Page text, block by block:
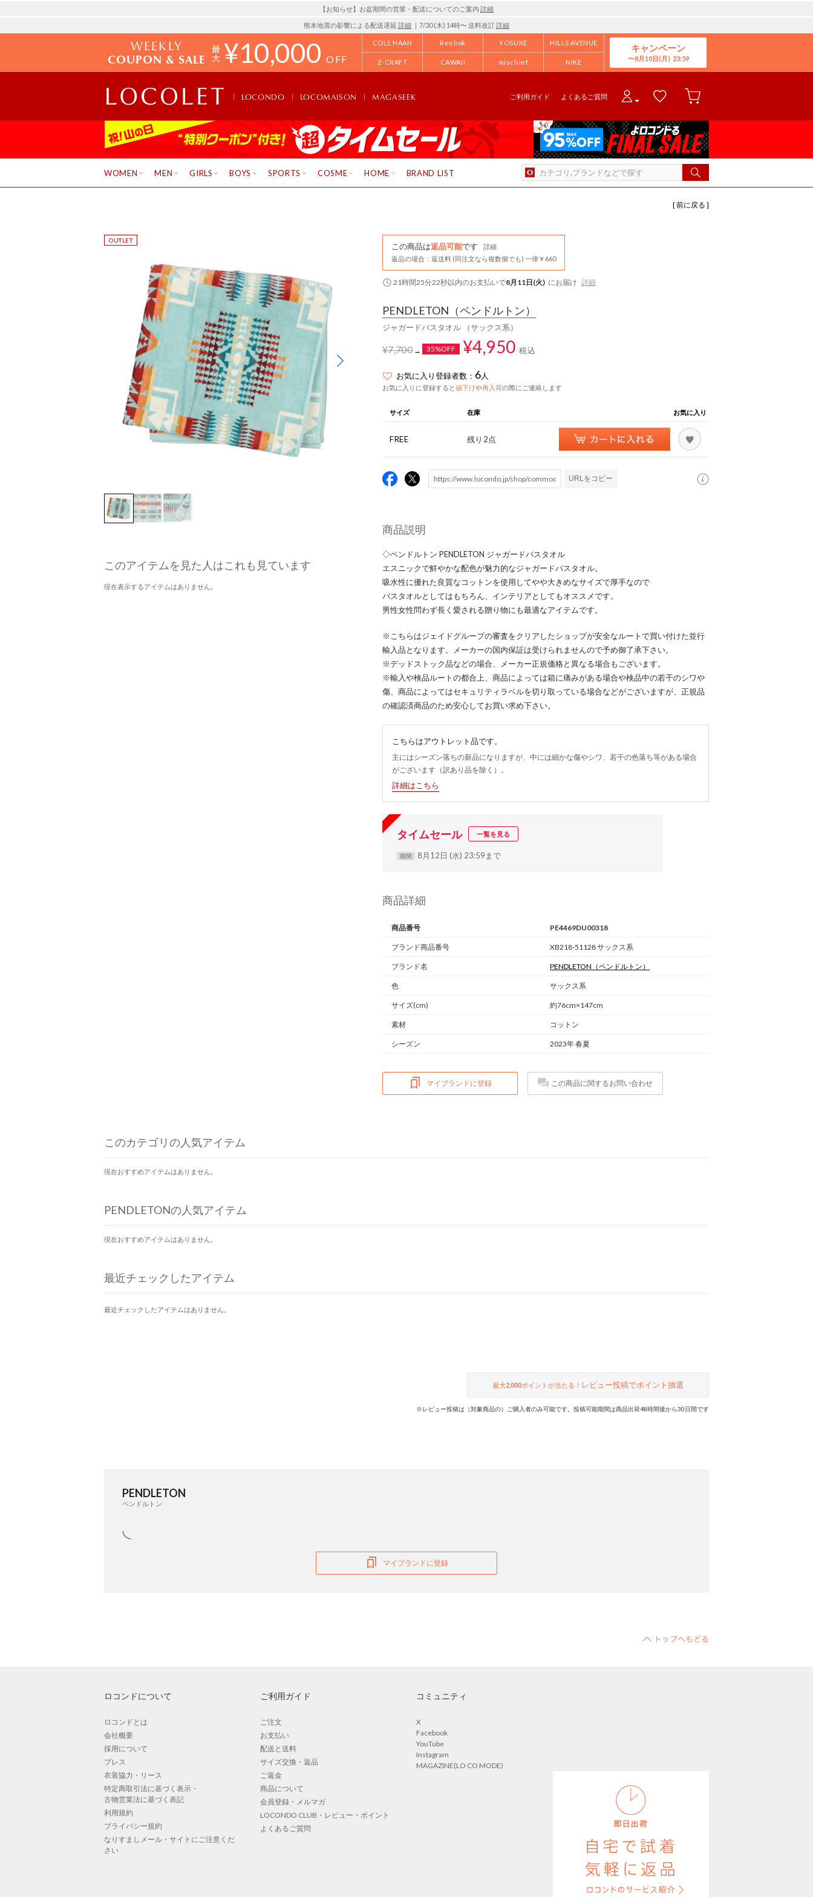
【お知らせ】お盆期間の営業・配送についてのご案内 詳細
熊本地震の影響による配送遅延 詳細 ｜7/30 (木) 14時〜 送料改訂詳細
WEEKLY
COUPON & SALE ¥10,000 OFF
COLE HAAN Reebok YOSUKE HILLS AVENUE
Z-CRAFT CAWAII mischief NIKE
キャンペーン
8月10日(月)
LOCONDO LOCOMAISON MAGASEEK ご利用ガイド よくあるご質問
WOMEN MEN GIRLS BOYS SPORTS COSME HOME BRAND LIST
[ 前に戻る ]
このアイテムを見た人はこれも見ています
現在表示するアイテムはありません。
この商品は返品可能です
詳細
返品の場合：返送料 (同注文なら複数個でも) 一律￥660
21時間25分21秒以内のお支払いで8月11日(火) にお届け 詳細
PENDLETON （ペンドルトン）
ジャガードバスタオル （サックス系）
¥7,700→ 35%OFF ¥4,950 税込
お気に入り登録者数： 6人
お気に入りに登録すると値下げや再入荷の際にご連絡します
サイズ 在庫 お気に入り
FREE 残り2点
URLをコピー
商品説明
◇ペンドルトン PENDLETON ジャガードバスタオル
エスニックで鮮やかな配色が魅力的なジャガードバスタオル。
吸水性に優れた良質なコットンを使用してやや大きめなサイズで厚手なので
バスタオルとしてはもちろん、インテリアとしてもオススメです。
男性女性問わず長く愛される贈り物にも最適なアイテムです。
※こちらはジェイドグループの審査をクリアしたショップが安全なルートで買い付けた並行
輸入品となります。メーカーの国内保証は受けられませんので予め御了承下さい。
※デッドストック品などの場合、メーカー正規価格と異なる場合もございます。
※輸入や検品ルートの都合上、商品によっては箱に痛みがある場合や検品中の若干のシワや
傷、商品によってはセキュリティラベルを切り取っている場合などがございますが、正規品
の確認済商品のため安心してお買い求め下さい。
こちらはアウトレット品です。
主にはシーズン落ちの新品になりますが、中には細かな傷やシワ、若干の色落ち等がある場合
がございます（訳あり品を除く）。
詳細はこちら
タイムセール 一覧を見る
期間 8月12日 (水) 23:59まで
商品詳細
商品番号 PE4469DU00318
ブランド商品番号 XB218-51128 サックス系
ブランド名 PENDLETON （ペンドルトン）
色 サックス系
サイズ(cm) 約76cm×147cm
素材 コットン
シーズン 2023年 春夏
マイブランドに登録 この商品に関するお問い合わせ
このカテゴリの人気アイテム
現在おすすめアイテムはありません。
PENDLETONの人気アイテム
現在おすすめアイテムはありません。
最近チェックしたアイテム
最近チェックしたアイテムはありません。
最大2,000ポイントが当たる！ レビュー投稿でポイント抽選
※レビュー投稿は（対象商品の）ご購入者のみ可能です。投稿可能期間は商品出荷48時間後から30日間です
PENDLETON
ペンドルトン
マイブランドに登録
ロコンドについて
ロコンドとは
会社概要
採用について
プレス
衣装協力・リース
特定商取引法に基づく表示・
古物営業法に基づく表記
利用規約
プライバシー規約
なりすましメール・サイトにご注意くだ
さい
ご利用ガイド
ご注文
お支払い
配送と送料
サイズ交換・返品
ご返金
商品について
会員登録・メルマガ
LOCONDO CLUB・レビュー・ポイント
よくあるご質問
コミュニティ
X
Facebook
YouTube
Instagram
MAGAZINE(LO CO MODE)